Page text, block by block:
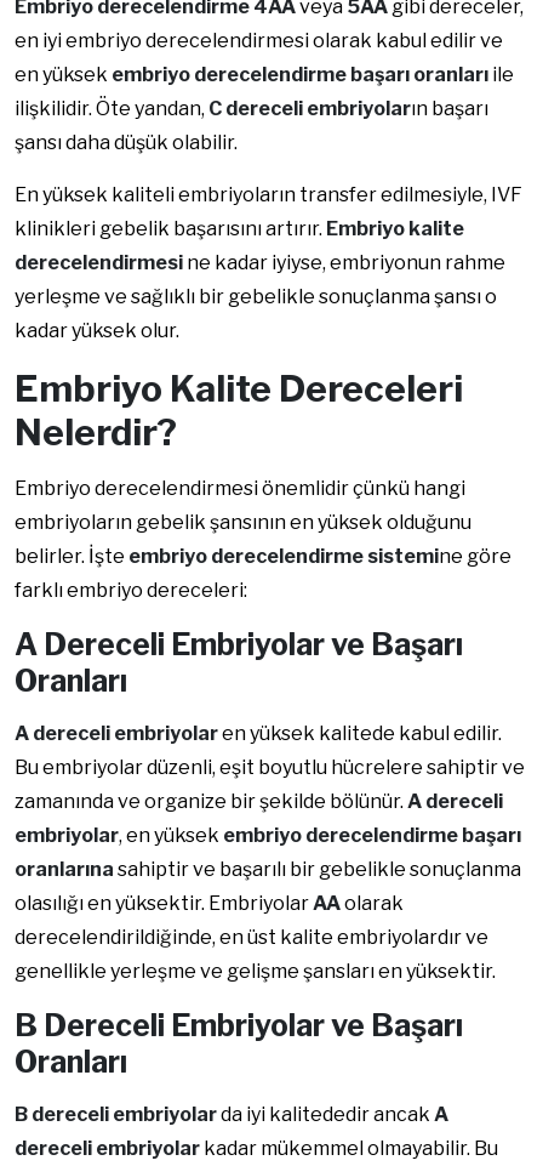
Embriyo derecelendirme 4AAveya 5AA gibi dereceler,
en iyi embriyo derecelendirmesiolarak kabul edilir ve
en yüksek embriyo derecelendirme başarı oranları ile
ilişkilidir. Öte yandan, C dereceli embriyoların başarı
şansı daha düşük olabilir.
En yüksek kaliteli embriyoların transfer edilmesiyle, IVF
klinikleri gebelik başarısını artırır. Embriyo kalite
derecelendirmesi ne kadar iyiyse, embriyonun rahme
yerleşme ve sağlıklı bir gebelikle sonuçlanma şansı o
kadar yüksek olur.
Embriyo Kalite Dereceleri
Nelerdir?
Embriyo derecelendirmesi önemlidir çünkü hangi
embriyoların gebelik şansının en yüksek olduğunu
belirler. İşte embriyo derecelendirme sistemine göre
farklı embriyo dereceleri:
A Dereceli Embriyolar ve Başarı
Oranları
A dereceli embriyolaren yüksek kalitede kabul edilir.
Bu embriyolar düzenli, eşit boyutlu hücrelere sahiptir ve
zamanında ve organize bir şekilde bölünür. A dereceli
embriyolar, en yüksek embriyo derecelendirme başarı
oranlarına sahiptir ve başarılı bir gebelikle sonuçlanma
olasılığı en yüksektir. Embriyolar AAolarak
derecelendirildiğinde, en üst kalite embriyolardır ve
genellikle yerleşme ve gelişme şansları en yüksektir.
B Dereceli Embriyolar ve Başarı
Oranları
B dereceli embriyolarda iyi kalitededir ancak A
dereceli embriyolar kadar mükemmel olmayabilir. Bu